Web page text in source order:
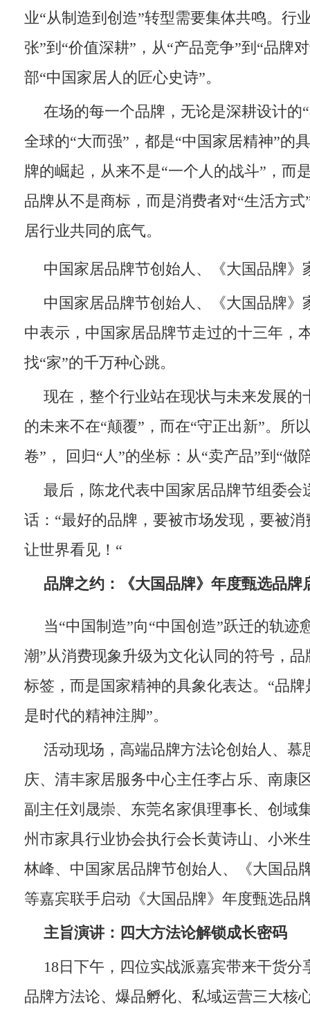
业“从制造到创造”转型需要集体共鸣。行
张”到“价值深耕”，从“产品竞争”到“品牌
部“中国家居人的匠心史诗”。
在场的每一个品牌，无论是深耕设计的
全球的“大而强”，都是“中国家居精神”的
牌的崛起，从来不是“一个人的战斗”，而
品牌从不是商标，而是消费者对“生活方
居行业共同的底气。
中国家居品牌节创始人、《大国品牌》
中国家居品牌节创始人、《大国品牌》
中表示，中国家居品牌节走过的十三年，
找“家”的千万种心跳。
现在，整个行业站在现状与未来发展的
的未来不在“颠覆”，而在“守正出新”。所
卷”， 回归“人”的坐标：从“卖产品”到“做
最后，陈龙代表中国家居品牌节组委会
话：“最好的品牌，要被市场发现，要被
让世界看见！“
品牌之约： 《大国品牌》年度甄选品牌
当“中国制造”向“中国创造”跃迁的轨迹
潮”从消费现象升级为文化认同的符号，
标签，而是国家精神的具象化表达。“品
是时代的精神注脚”。
活动现场，高端品牌方法论创始人、慕
庆、清丰家居服务中心主任李占乐、南康
副主任刘晟崇、东莞名家俱理事长、创域
州市家具行业协会执行会长黄诗山、小米
林峰、中国家居品牌节创始人、《大国品
等嘉宾联手启动《大国品牌》年度甄选品
主旨演讲： 四大方法论解锁成长密码
18日下午，四位实战派嘉宾带来干货分
品牌方法论、爆品孵化、私域运营三大核